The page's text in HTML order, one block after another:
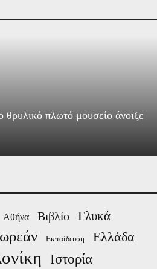
θρυλικό πλωτό μουσείο άνοιξε
Αθήνα Βιβλίο Γλυκά
Εκπαίδευση
Ελλάδα
Ιστορία